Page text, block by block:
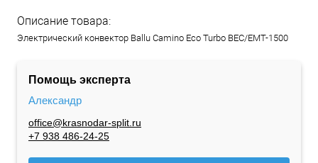
Описание товара:
Электрический конвектор Ballu Camino Eco Turbo BEC/EMT-1500
Помощь эксперта
Александр
office@krasnodar-split.ru
+7 938 486-24-25